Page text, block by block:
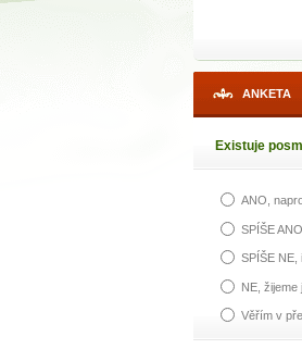
ANKETA
Existuje
ANO,
SPÍŠE
SPÍŠE NE,
NE, žijeme
Věřím v